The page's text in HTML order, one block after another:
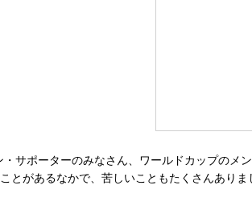
・サポーターのみなさん、ワールドカップの
とがあるなかで、苦しいこともたくさんあり